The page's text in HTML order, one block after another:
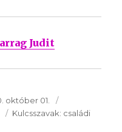
Judit
október 01.
Kulcsszavak: Kulcsszavak:
családi